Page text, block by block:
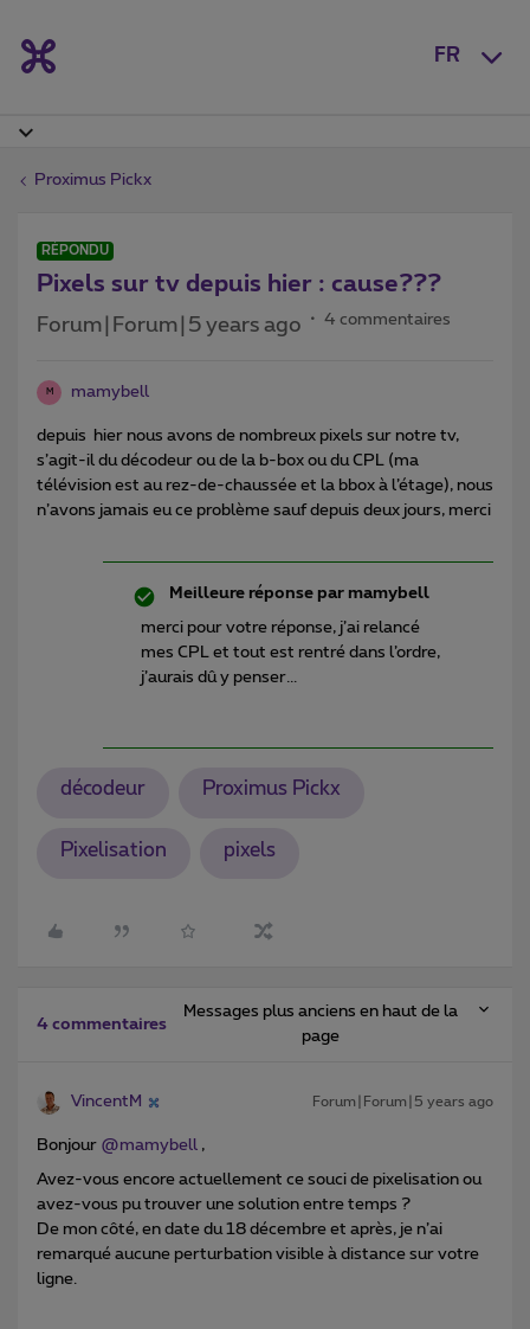
FR
Proximus Pickx
RÉPONDU
Pixels sur tv depuis hier : cause???
Forum|Forum|5 years ago 4 commentaires
M mamybell
depuis hier nous avons de nombreux pixels sur notre tv,
s’agit-il du décodeur ou de la b-box ou du CPL (ma
télévision est au rez-de-chaussée et la bbox à l’étage), nous
n’avons jamais eu ce problème sauf depuis deux jours, merci
Meilleure réponse par mamybell
merci pour votre réponse, j’ai relancé
mes CPL et tout est rentré dans l’ordre,
j’aurais dû y penser...
décodeur Proximus Pickx
Pixelisation pixels
4 commentaires
Messages plus anciens en haut de la
page
VincentM Forum|Forum|5 years ago
Bonjour @mamybell ,
Avez-vous encore actuellement ce souci de pixelisation ou
avez-vous pu trouver une solution entre temps ?
De mon côté, en date du 18 décembre et après, je n’ai
remarqué aucune perturbation visible à distance sur votre
ligne.